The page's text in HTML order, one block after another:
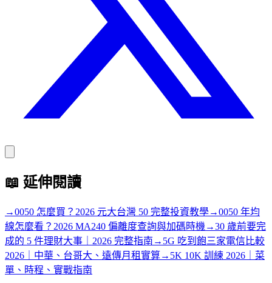
📖 延伸閱讀
→0050 怎麼買？2026 元大台灣 50 完整投資教學→0050 年均
線怎麼看？2026 MA240 偏離度查詢與加碼時機 →30 歲前要完
成的 5 件理財大事｜2026 完整指南 → 5G 吃到飽三家電信比較
2026｜中華、台哥大、遠傳月租實算→ 5K 10K 訓練 2026｜菜
單、時程、實戰指南